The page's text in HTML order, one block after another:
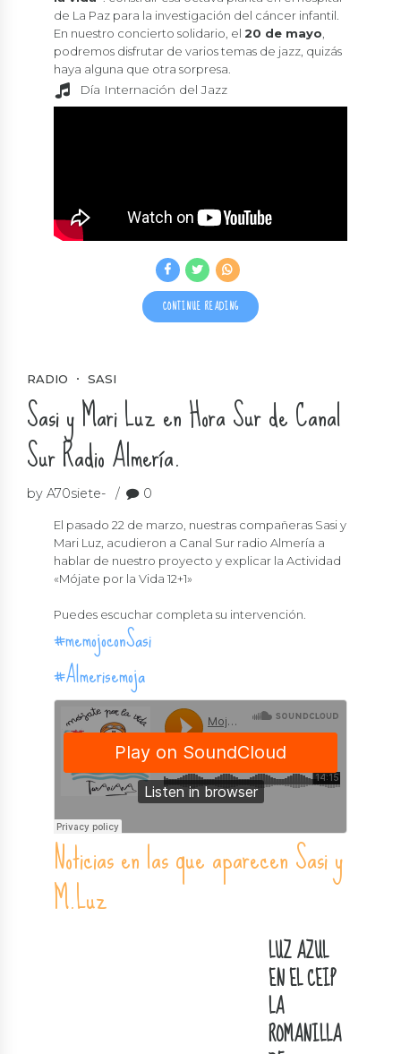
de La Paz para la investigación del cáncer infantil.
En nuestro concierto solidario, el 20 de mayo
podremos disfrutar de varios temas de jazz, quizás
haya alguna que otra sorpresa.
Día Internación del Jazz
CONTINUE READING
RADIO SASI
Sasi y Mari Luz en Hora Sur de Canal
Sur Radio Almería.
by A70siete- 0
El pasado 22 de marzo, nuestras compañeras Sasi y
Mari Luz, acudieron a Canal Sur radio Almería a
hablar de nuestro proyecto y explicar la Actividad
«Mójate por la Vida 12+1»
Puedes escuchar completa su intervención.
#memojoconSasi
#Almerisemoja
Noticias en las que aparecen Sasi y
M.Luz
LUZ AZUL
EN EL CEIP
LA
ROMANILLA